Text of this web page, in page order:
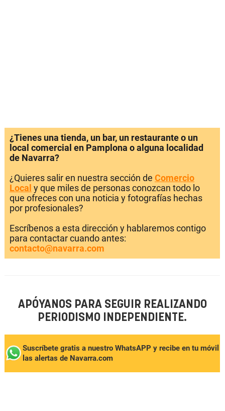
¿Tienes una tienda, un bar, un restaurante o un
local comercial en Pamplona o alguna localidad
de Navarra?
¿Quieres salir en nuestra sección de Comercio
Local y que miles de personas conozcan todo lo
que ofreces con una noticia y fotografías hechas
por profesionales?
Escríbenos a esta dirección y hablaremos contigo
para contactar cuando antes:
contacto@navarra.com
APÓYANOS PARA SEGUIR REALIZANDO
PERIODISMO INDEPENDIENTE.
Suscríbete gratis a nuestro WhatsAPP y recibe en tu móvil
las alertas de Navarra.com